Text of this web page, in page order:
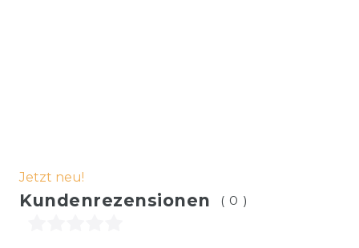
Jetzt neu!
Kundenrezensionen (0)